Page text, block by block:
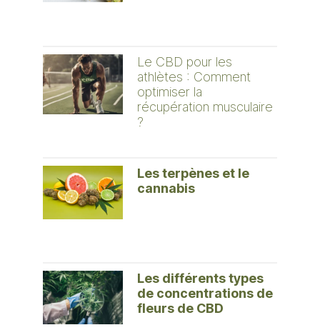
Le CBD pour les
athlètes : Comment
optimiser la
récupération musculaire
?
Les terpènes et le
cannabis
Les différents types
de concentrations de
fleurs de CBD